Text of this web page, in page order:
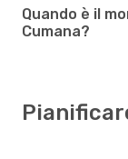
Quando è il
Cumana?